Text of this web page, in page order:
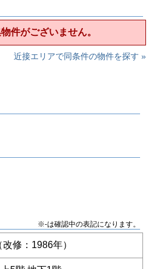
件がございません。
近接エリアで同条件の物件を探す »
※-は確認中の表記になります。
修：1986年）